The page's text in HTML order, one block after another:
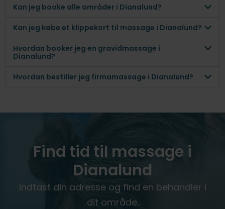
Kan jeg booke alle områder i Dianalund?
Kan jeg købe et klippekort til massage i Dianalund?
Hvordan booker jeg en gravidmassage i
Dianalund?
Hvordan bestiller jeg firmamassage i Dianalund?
Find tid til massage i
Dianalund
Indtast din adresse og find en behandler i
dit område.